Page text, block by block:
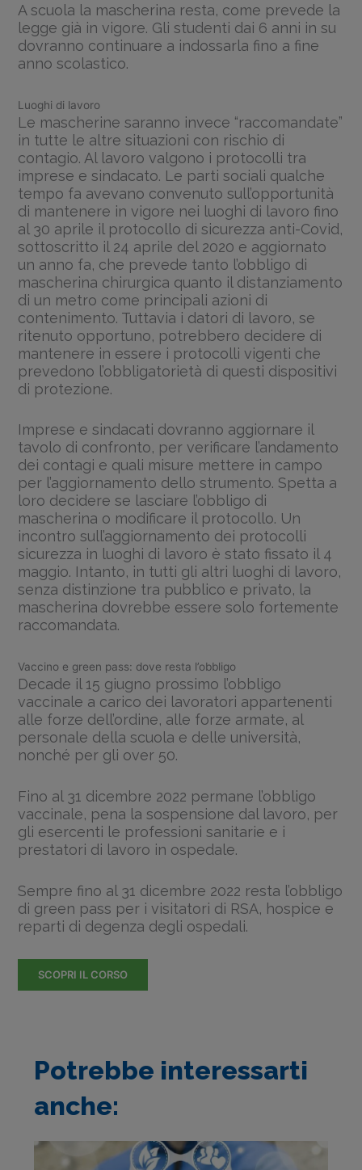
A scuola la mascherina resta, come prevede la
legge già in vigore. Gli studenti dai 6 anni in su
dovranno continuare a indossarla fino a fine
anno scolastico.
Luoghi di lavoro
Le mascherine saranno invece “raccomandate”
in tutte le altre situazioni con rischio di
contagio. Al lavoro valgono i protocolli tra
imprese e sindacato. Le parti sociali qualche
tempo fa avevano convenuto sull’opportunità
di mantenere in vigore nei luoghi di lavoro fino
al 30 aprile il protocollo di sicurezza anti-Covid,
sottoscritto il 24 aprile del 2020 e aggiornato
un anno fa, che prevede tanto l’obbligo di
mascherina chirurgica quanto il distanziamento
di un metro come principali azioni di
contenimento. Tuttavia i datori di lavoro, se
ritenuto opportuno, potrebbero decidere di
mantenere in essere i protocolli vigenti che
prevedono l’obbligatorietà di questi dispositivi
di protezione.
Imprese e sindacati dovranno aggiornare il
tavolo di confronto, per verificare l’andamento
dei contagi e quali misure mettere in campo
per l’aggiornamento dello strumento. Spetta a
loro decidere se lasciare l’obbligo di
mascherina o modificare il protocollo. Un
incontro sull’aggiornamento dei protocolli
sicurezza in luoghi di lavoro è stato fissato il 4
maggio. Intanto, in tutti gli altri luoghi di lavoro,
senza distinzione tra pubblico e privato, la
mascherina dovrebbe essere solo fortemente
raccomandata.
Vaccino e green pass: dove resta l’obbligo
Decade il 15 giugno prossimo l’obbligo
vaccinale a carico dei lavoratori appartenenti
alle forze dell’ordine, alle forze armate, al
personale della scuola e delle università,
nonché per gli over 50.
Fino al 31 dicembre 2022 permane l’obbligo
vaccinale, pena la sospensione dal lavoro, per
gli esercenti le professioni sanitarie e i
prestatori di lavoro in ospedale.
Sempre fino al 31 dicembre 2022 resta l’obbligo
di green pass per i visitatori di RSA, hospice e
reparti di degenza degli ospedali.
SCOPRI IL CORSO
Potrebbe interessarti
anche: